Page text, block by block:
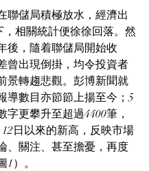
聯儲局積極放水，經濟出
，相關統計便徐徐回落。然
後，隨着聯儲局開始收
曾出現倒掛，均令投資者
景轉趨悲觀。彭博新聞就
導數目亦節節上揚至今；5
字更攀升至超過4400筆，
12日以來的新高，反映市場
、關注、甚至擔憂，再度
）。